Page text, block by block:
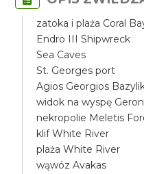
zatoka i plaża Coral
Endro III Shipwreck
Sea Caves
St. Georges port
Agios Georgios
widok na wyspę
nekropolie Meletis
klif White River
plaża White River
wąwóz Avakas